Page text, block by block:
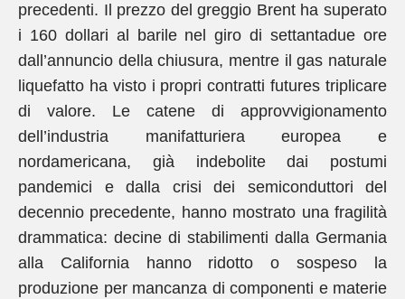
precedenti. Il prezzo del greggio Brent ha superato
i 160 dollari al barile nel giro di settantadue ore
dall’annuncio della chiusura, mentre il gas naturale
liquefatto ha visto i propri contratti futures triplicare
di valore. Le catene di approvvigionamento
dell’industria manifatturiera europea e
nordamericana, già indebolite dai postumi
pandemici e dalla crisi dei semiconduttori del
decennio precedente, hanno mostrato una fragilità
drammatica: decine di stabilimenti dalla Germania
alla California hanno ridotto o sospeso la
produzione per mancanza di componenti e materie